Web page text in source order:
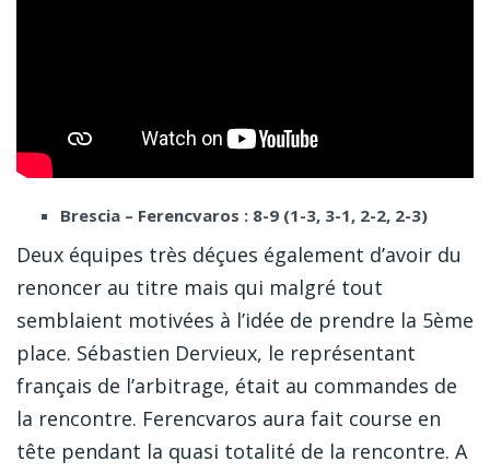
Brescia – Ferencvaros : 8-9 (1-3, 3-1, 2-2, 2-3)
Deux équipes très déçues également d’avoir du
renoncer au titre mais qui malgré tout
semblaient motivées à l’idée de prendre la 5ème
place. Sébastien Dervieux, le représentant
français de l’arbitrage, était au commandes de
la rencontre. Ferencvaros aura fait course en
tête pendant la quasi totalité de la rencontre. A